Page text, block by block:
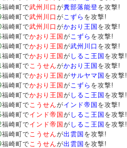
福崎町で武州川口 が糞部落能登を攻撃!
福崎町で武州川口 がこずら を攻撃!
福崎町で武州川口 がかおり王国 を攻撃!
福崎町でかおり王国 がこずら を攻撃!
福崎町でかおり王国 が武州川口 を攻撃!
福崎町でかおり王国 が しるこ王国 を攻撃!
福崎町でこうせんがかおり王国 を攻撃!
福崎町でかおり王国 がサルヤマ国 を攻撃!
福崎町でかおり王国 がこずら を攻撃!
福崎町でかおり王国 が しるこ王国 を攻撃!
福崎町でこうせんがインド帝国 を攻撃!
福崎町でインド帝国 が しるこ王国 を攻撃!
福崎町でインド帝国 が しるこ王国 を攻撃!
福崎町でこうせんが出雲国 を攻撃!
福崎町でこうせんが出雲国 を攻撃!